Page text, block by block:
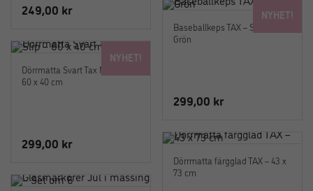
249,00 kr NYHET!
Baseballkeps TAX – Salvia
Grön
299,00 kr
NYHET!
Dörrmatta Svart Tax Non Slip –
60 x 40 cm
299,00 kr
Dörrmatta färgglad TAX – 43 x
73 cm